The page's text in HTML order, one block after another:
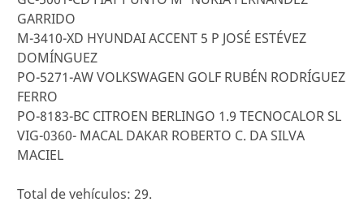
GARRIDO
M-3410-XD HYUNDAI ACCENT 5 P JOSÉ ESTÉVEZ
DOMÍNGUEZ
PO-5271-AW VOLKSWAGEN GOLF RUBÉN RODRÍGUEZ
FERRO
PO-8183-BC CITROEN BERLINGO 1.9 TECNOCALOR SL
VIG-0360- MACAL DAKAR ROBERTO C. DA SILVA
MACIEL
Total de vehículos: 29.